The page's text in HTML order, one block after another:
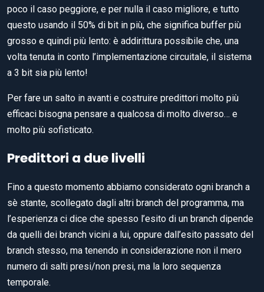
poco il caso peggiore, e per nulla il caso migliore, e tutto
questo usando il 50% di bit in più, che significa buffer più
grosso e quindi più lento: è addirittura possibile che, una
volta tenuta in conto l’implementazione circuitale, il sistema
a 3 bit sia più lento!
Per fare un salto in avanti e costruire predittori molto più
efficaci bisogna pensare a qualcosa di molto diverso… e
molto più sofisticato.
Predittori a due livelli
Fino a questo momento abbiamo considerato ogni branch a
sè stante, scollegato dagli altri branch del programma, ma
l’esperienza ci dice che spesso l’esito di un branch dipende
da quelli dei branch vicini a lui, oppure dall’esito passato del
branch stesso, ma tenendo in considerazione non il mero
numero di salti presi/non presi, ma la loro sequenza
temporale.